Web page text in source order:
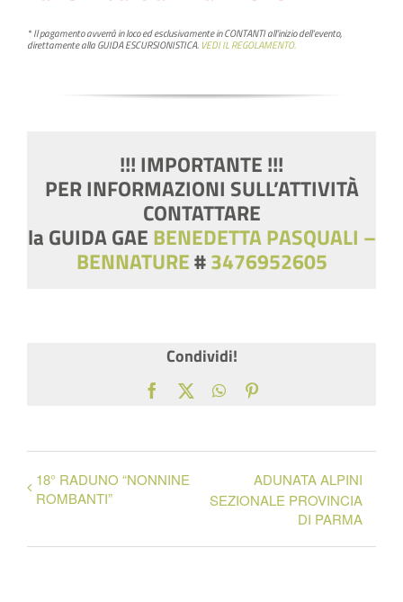
* Il pagamento avverrà in loco ed esclusivamente inCONTANTIall’inizio dell’evento,
direttamente alla GUIDA ESCURSIONISTICA. VEDI IL REGOLAMENTO.
!!! IMPORTANTE !!!
PER INFORMAZIONI SULL’ATTIVITÀ
CONTATTARE
la GUIDA GAE BENEDETTA PASQUALI –
BENNATURE#3476952605
Condividi!
Facebook
X WhatsApp
18° RADUNO “NONNINE
ROMBANTI”
ADUNATA ALPINI
SEZIONALE PROVINCIA
DI PARMA